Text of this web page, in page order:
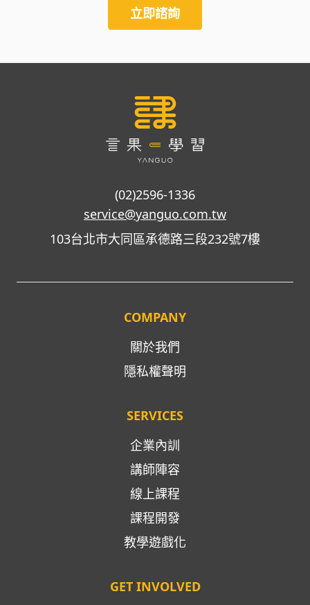
立即諮詢
(02)2596-1336
service@yanguo.com.tw
103台北市大同區承德路三段232號7樓
COMPANY
關於我們
隱私權聲明
SERVICES
企業內訓
講師陣容
線上課程
課程開發
教學遊戲化
GET INVOLVED